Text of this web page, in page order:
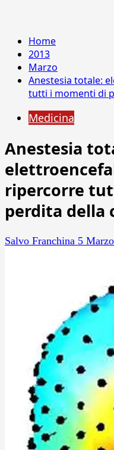
Home
2013
Marzo
Anestesia totale:
tutti i momenti di
Medicina
Anestesia
ripercorre
perdita della
Salvo Franchina 5